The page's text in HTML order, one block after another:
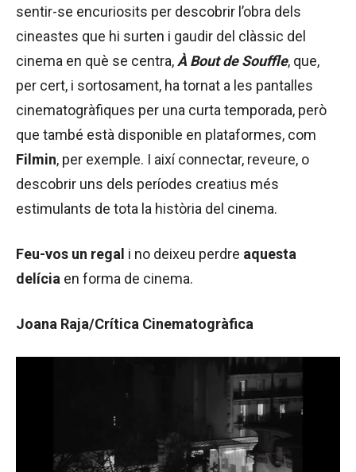
sentir-se encuriosits per descobrir l’obra dels
cineastes que hi surten i gaudir del clàssic del
cinema en què se centra, À Bout de Souffle, que,
per cert, i sortosament, ha tornat a les pantalles
cinematogràfiques per una curta temporada, però
que també està disponible en plataformes, com
Filmin, per exemple. I així connectar, reveure, o
descobrir uns dels períodes creatius més
estimulants de tota la història del cinema.
Feu-vos un regal i no deixeu perdre aquesta
delícia en forma de cinema.
Joana Raja/Crítica Cinematogràfica